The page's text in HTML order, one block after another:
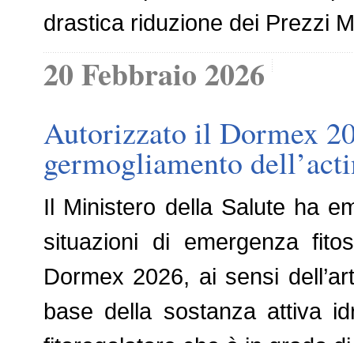
drastica riduzione dei Prezzi
20 Febbraio 2026
Autorizzato il Dormex
germogliamento
Il Ministero della Salute ha
situazioni di emergenza
Dormex 2026, ai sensi
base della sostanza attiva